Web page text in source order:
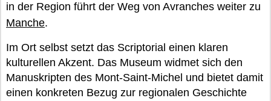
in der Region führt der Weg von Avranches weiter zu
Manche.
Im Ort selbst setzt das Scriptorial einen klaren
kulturellen Akzent. Das Museum widmet sich den
Manuskripten des Mont-Saint-Michel und bietet damit
einen konkreten Bezug zur regionalen Geschichte